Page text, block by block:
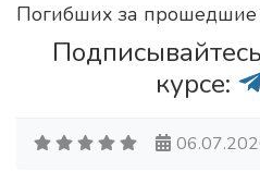
Погибших за прошедшие
курсе: